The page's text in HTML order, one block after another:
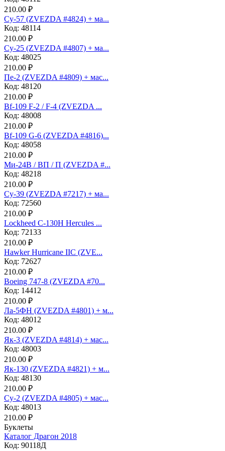
210.00 ₽
Су-57 (ZVEZDA #4824) + ма...
Код: 48114
210.00 ₽
Су-25 (ZVEZDA #4807) + ма...
Код: 48025
210.00 ₽
Пе-2 (ZVEZDA #4809) + мас...
Код: 48120
210.00 ₽
Bf-109 F-2 / F-4 (ZVEZDA ...
Код: 48008
210.00 ₽
Bf-109 G-6 (ZVEZDA #4816)...
Код: 48058
210.00 ₽
Ми-24В / ВП / П (ZVEZDA #...
Код: 48218
210.00 ₽
Су-39 (ZVEZDA #7217) + ма...
Код: 72560
210.00 ₽
Lockheed C-130H Hercules ...
Код: 72133
210.00 ₽
Hawker Hurricane IIC (ZVE...
Код: 72627
210.00 ₽
Boeing 747-8 (ZVEZDA #70...
Код: 14412
210.00 ₽
Ла-5ФН (ZVEZDA #4801) + м...
Код: 48012
210.00 ₽
Як-3 (ZVEZDA #4814) + мас...
Код: 48003
210.00 ₽
Як-130 (ZVEZDA #4821) + м...
Код: 48130
210.00 ₽
Су-2 (ZVEZDA #4805) + мас...
Код: 48013
210.00 ₽
Буклеты
Каталог Драгон 2018
Код: 90118Д